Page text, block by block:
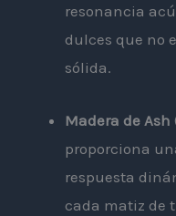
resonancia
dulces que no
sólida.
Madera de Ash
proporciona
respuesta
cada matiz de